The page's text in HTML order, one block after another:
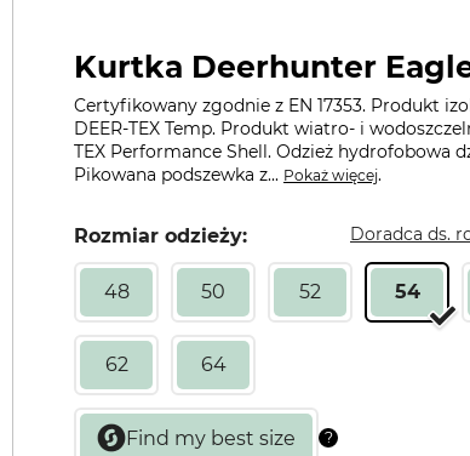
Kurtka Deerhunter
Certyfikowany zgodnie z EN 17353. Produkt
DEER-TEX Temp. Produkt wiatro- i
TEX Performance Shell. Odzież hydrofobowa
Pikowana podszewka z... Pokaż więcej.
Rozmiar odzieży: Doradca ds.
48 50 52 54
62 64